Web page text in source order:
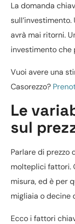
La domanda
avrà mai ritorni.
investimento
Vuoi avere una
Casorezzo?
Le
sul
Parlare di prezzo
molteplici fattori.
misura, ed è per
migliaia o decine
Ecco i fattori